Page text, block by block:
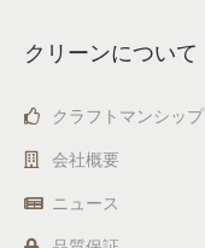
クリーンについて
クラフトマンシップ
会社概要
ニュース